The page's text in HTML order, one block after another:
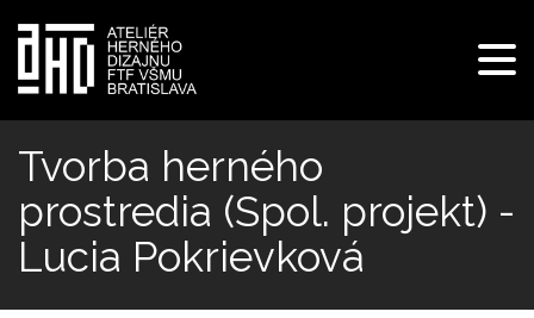
Skočiť
na
hlavný
obsah
Tvorba herného
prostredia (Spol. projekt) -
Lucia Pokrievková